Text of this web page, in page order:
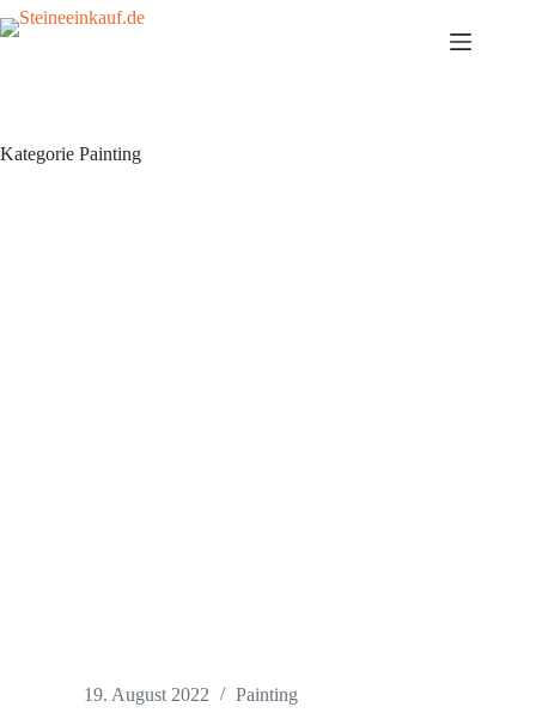
Kategorie Painting
19. August 2022 Painting